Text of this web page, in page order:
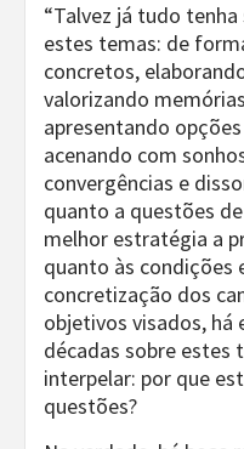
“Talvez já tudo
estes temas: de
concretos,
valorizando
apresentando
acenando com
convergências e
quanto a questões
melhor estratégia a
quanto às condições
concretização dos
objetivos visados,
décadas sobre estes
interpelar: por que
questões?